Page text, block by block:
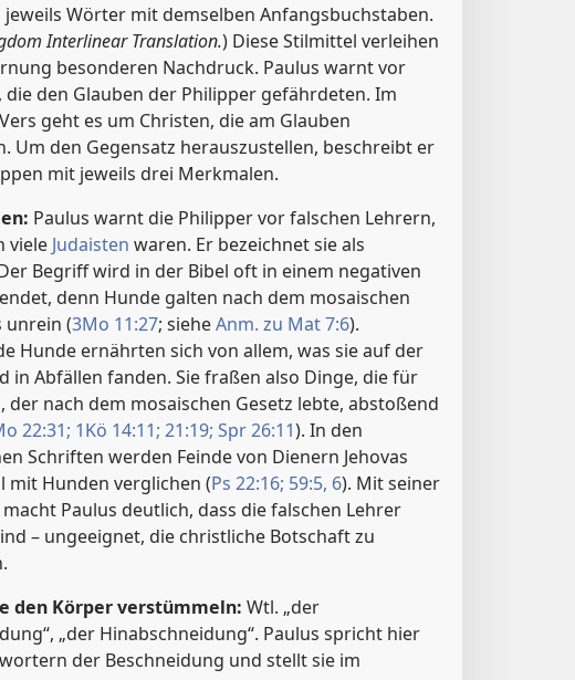
jeweils Wörter mit demselben Anfangsbuchstaben.
Interlinear Translation.) Diese Stilmittel verleihen
besonderen Nachdruck. Paulus warnt vor
die den Glauben der Philipper gefährdeten. Im
geht es um Christen, die am Glauben
Um den Gegensatz herauszustellen, beschreibt er
mit jeweils drei Merkmalen.
Paulus warnt die Philipper vor falschen Lehrern,
viele Judaisten waren. Er bezeichnet sie als
Begriff wird in der Bibel oft in einem negativen
denn Hunde galten nach dem mosaischen
unrein (3Mo 11:27; sieheAnm. zu Mat 7:6).
Hunde ernährten sich von allem, was sie auf der
in Abfällen fanden. Sie fraßen also Dinge, die für
der nach dem mosaischen Gesetz lebte, abstoßend
22:31; 1Kö 14:11; 21:19; Spr 26:11). In den
Schriften werden Feinde von Dienern Jehovas
mit Hunden verglichen (Ps 22:16; 59:5, 6). Mit seiner
Paulus deutlich, dass die falschen Lehrer
– ungeeignet, die christliche Botschaft zu
den Körper verstümmeln: Wtl. „der
„der Hinabschneidung“. Paulus spricht hier
der Beschneidung und stellt sie im